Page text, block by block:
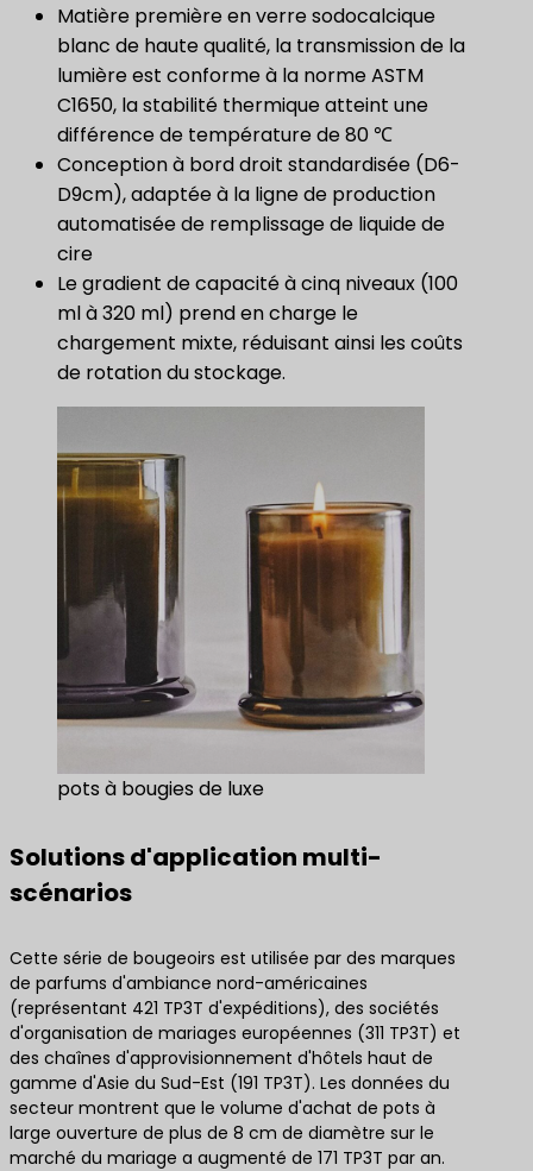
Matière première en verre sodocalcique
blanc de haute qualité, la transmission de la
lumière est conforme à la norme ASTM
C1650, la stabilité thermique atteint une
différence de température de 80 ℃
Conception à bord droit standardisée (D6-
D9cm), adaptée à la ligne de production
automatisée de remplissage de liquide de
cire
Le gradient de capacité à cinq niveaux (100
ml à 320 ml) prend en charge le
chargement mixte, réduisant ainsi les coûts
de rotation du stockage.
pots à bougies de luxe
Solutions d'application multi-
scénarios
Cette série de bougeoirs est utilisée par des marques
de parfums d'ambiance nord-américaines
(représentant 421 TP3T d'expéditions), des sociétés
d'organisation de mariages européennes (311 TP3T) et
des chaînes d'approvisionnement d'hôtels haut de
gamme d'Asie du Sud-Est (191 TP3T). Les données du
secteur montrent que le volume d'achat de pots à
large ouverture de plus de 8 cm de diamètre sur le
marché du mariage a augmenté de 171 TP3T par an.